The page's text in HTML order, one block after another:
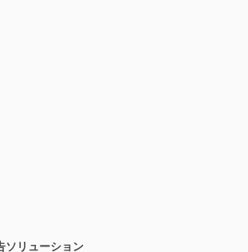
ソリューション